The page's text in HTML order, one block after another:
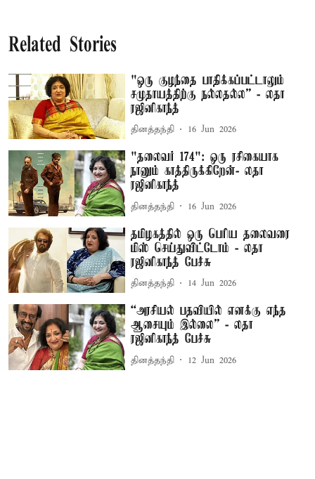
Related Stories
"ஒரு குழந்தை பாதிக்கப்பட்டாலும்
சமுதாயத்திற்கு நல்லதல்ல” - லதா
ரஜினிகாந்த்
தினத்தந்தி 16 Jun 2026
"தலைவர் 174": ஒரு ரசிகையாக
நானும் காத்திருக்கிறேன்- லதா
ரஜினிகாந்த்
தினத்தந்தி 16 Jun 2026
தமிழகத்தில் ஒரு பெரிய தலைவரை
மிஸ் செய்துவிட்டோம் - லதா
ரஜினிகாந்த் பேச்சு
தினத்தந்தி 14 Jun 2026
“அரசியல் பதவியில் எனக்கு எந்த
ஆசையும் இல்லை” - லதா
ரஜினிகாந்த் பேச்சு
தினத்தந்தி 12 Jun 2026